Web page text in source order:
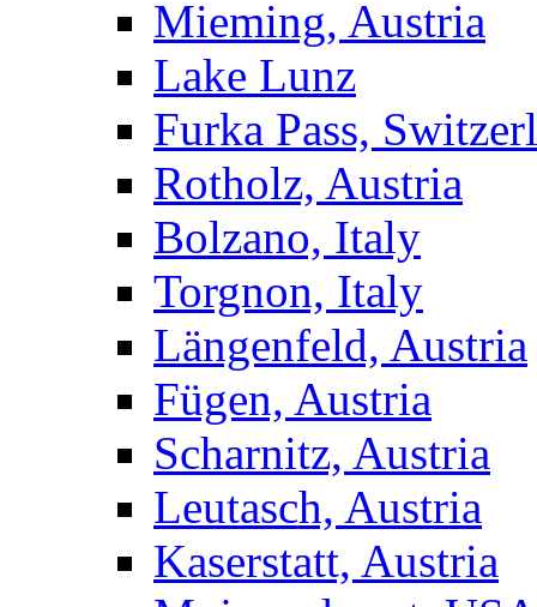
Mieming, Austria
Lake Lunz
Furka Pass,
Rotholz, Austria
Bolzano, Italy
Torgnon, Italy
Längenfeld, Austria
Fügen, Austria
Scharnitz, Austria
Leutasch, Austria
Kaserstatt, Austria